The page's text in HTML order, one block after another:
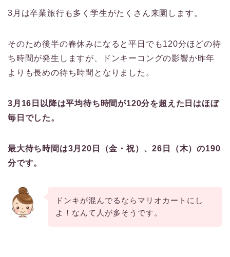
3月は卒業旅行も多く学生がたくさん来園します。
そのため後半の春休みになると平日でも120分ほどの待
ち時間が発生しますが、ドンキーコングの影響か昨年
よりも長めの待ち時間となりました。
3月16日以降は平均待ち時間が120分を超えた日はほぼ
毎日でした。
最大待ち時間は3月20日（金・祝）、26日（木）の190
分です。
ドンキが混んでるならマリオカートにし
よ！なんて人が多そうです。